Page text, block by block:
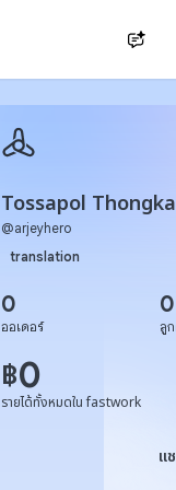
Tossapol
@arjeyhero
translation
0
ออเดอร์
0
ลู
฿0
รายได้ทั้งหมดใน fastwork
แชทกับ แ